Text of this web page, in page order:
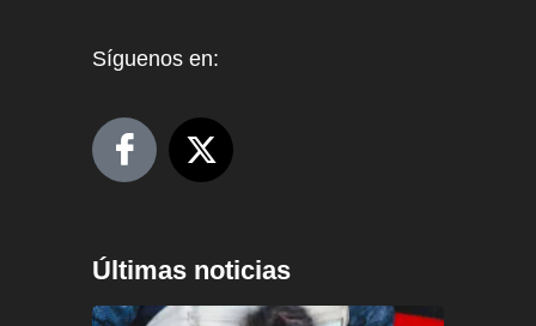
Síguenos en:
Últimas noticias